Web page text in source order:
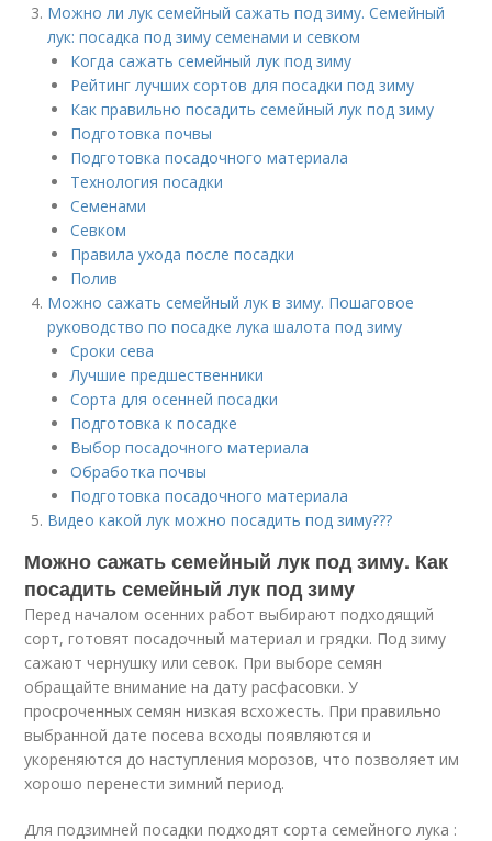
Можно ли лук семейный сажать под зиму. Семейный
лук: посадка под зиму семенами и севком
Когда сажать семейный лук под зиму
Рейтинг лучших сортов для посадки под зиму
Как правильно посадить семейный лук под зиму
Подготовка почвы
Подготовка посадочного материала
Технология посадки
Семенами
Севком
Правила ухода после посадки
Полив
Можно сажать семейный лук в зиму. Пошаговое
руководство по посадке лука шалота под зиму
Сроки сева
Лучшие предшественники
Сорта для осенней посадки
Подготовка к посадке
Выбор посадочного материала
Обработка почвы
Подготовка посадочного материала
Видео какой лук можно посадить под зиму???
Можно сажать семейный лук под зиму. Как
посадить семейный лук под зиму
Перед началом осенних работ выбирают подходящий
сорт, готовят посадочный материал и грядки. Под зиму
сажают чернушку или севок. При выборе семян
обращайте внимание на дату расфасовки. У
просроченных семян низкая всхожесть. При правильно
выбранной дате посева всходы появляются и
укореняются до наступления морозов, что позволяет им
хорошо перенести зимний период.
Для подзимней посадки подходят сорта семейного лука :